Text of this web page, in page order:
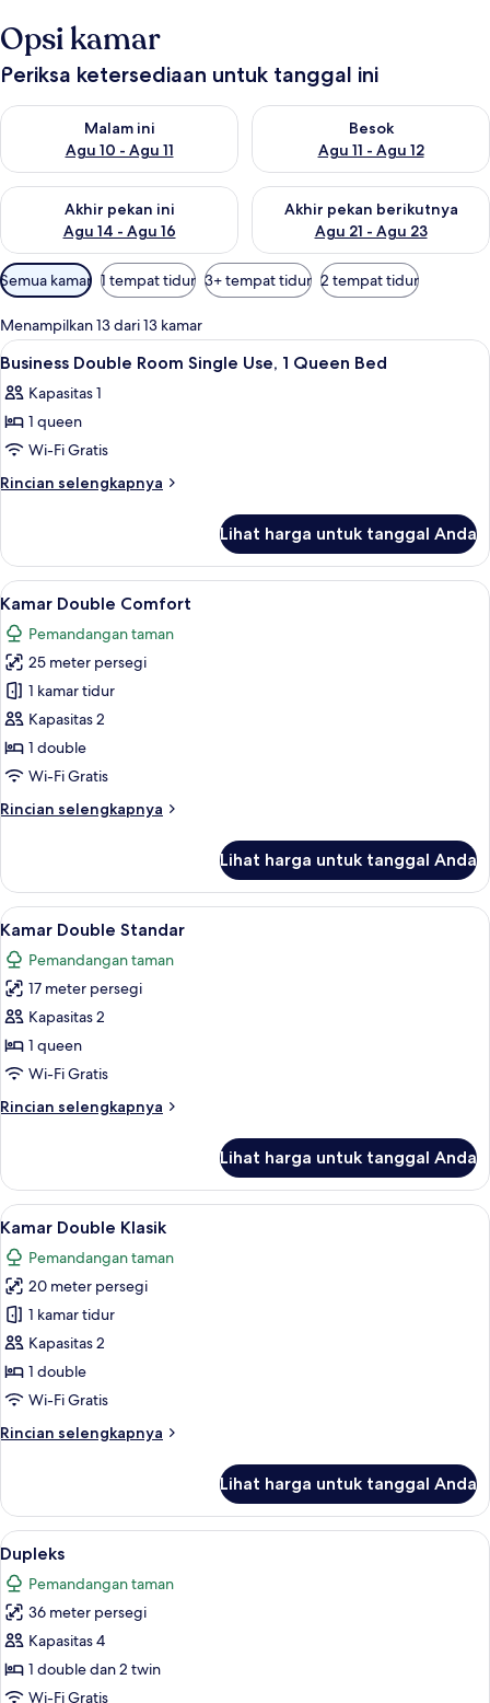
Opsi kamar
Periksa ketersediaan untuk tanggal ini
Malam ini
Agu 10 - Agu 11
Periksa ketersediaan untuk malam ini Agu 10 - Agu 11
Besok
Agu 11 - Agu 12
Periksa ketersediaan untuk
Akhir pekan ini
Agu 14 - Agu 16
Periksa ketersediaan untuk akhir pekan ini Agu 14 - Agu 16
Akhir pekan berikutnya
Agu 21 - Agu 23
Periksa ketersediaan untuk
Filter
tersedia
untuk
kamar
Semua kamar 1 tempat tidur 3+ tempat tidur 2 tempat tidur
Menampilkan 13 dari 13 kamar
Lihat
semua
foto
untuk
Business
Double
Use,
Queen
Bed
Seprai premium, minibar, brankas,
4
Business Double Room Single Use, 1 Queen Bed
Kapasitas 1
1 queen
Wi-Fi Gratis
Rincian selengkapnya
Rincian
Business
Double
Room
Use,
Queen
Bed
Lihat harga untuk tanggal Anda
Lihat
semua
foto
untuk
Kamar
Double
Comfort
Kamar Double Comfort | Seprai
5
Kamar Double Comfort
Pemandangan taman
25 meter persegi
1 kamar tidur
Kapasitas 2
1 double
Wi-Fi Gratis
Rincian selengkapnya
Rincian
Kamar
Double
Comfort
Lihat harga untuk tanggal Anda
Lihat
semua
foto
untuk
Kamar
Double
Standar
Kamar Double Standar | Seprai
5
Kamar Double Standar
Pemandangan taman
17 meter persegi
Kapasitas 2
1 queen
Wi-Fi Gratis
Rincian selengkapnya
Rincian
Kamar
Double
Standar
Lihat harga untuk tanggal Anda
Lihat
semua
foto
untuk
Kamar
Double
Klasik
Kamar Double Klasik | Seprai
5
Kamar Double Klasik
Pemandangan taman
20 meter persegi
1 kamar tidur
Kapasitas 2
1 double
Wi-Fi Gratis
Rincian selengkapnya
Rincian
Kamar
Double
Klasik
Lihat harga untuk tanggal Anda
Lihat
semua
foto
untuk
Dupleks
Dupleks | Seprai premium, minibar,
5
Dupleks
Pemandangan taman
36 meter persegi
Kapasitas 4
1 double dan 2 twin
Wi-Fi Gratis